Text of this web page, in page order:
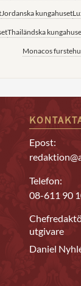
Jordanska kungahuset
Thailändska
Monacos
Epost:
Telefon:
08-611 90
utgivare
Daniel